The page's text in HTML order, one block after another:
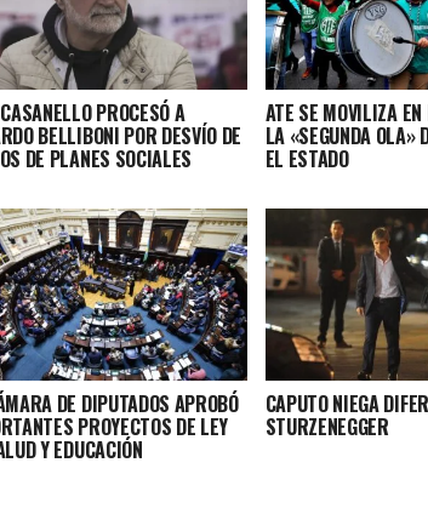
PROCESÓ A
BELLIBONI POR DESVÍO DE
DE PLANES SOCIALES
ATE SE MOVILIZA
LA «SEGUNDA OLA»
EL ESTADO
DE DIPUTADOS APROBÓ
PROYECTOS DE LEY
Y EDUCACIÓN
CAPUTO NIEGA
STURZENEGGER